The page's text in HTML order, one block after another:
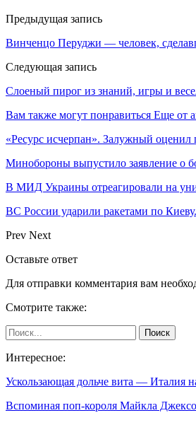
Предыдущая запись
Винченцо Перуджи — человек,
Следующая запись
Слоеный пирог из знаний, игры и
Вам также могут понравиться Еще от
«Ресурс исчерпан». Залужный
Минобороны выпустило заявление о
В МИД Украины отреагировали на
ВС России ударили ракетами по
Prev Next
Оставьте ответ
Для отправки комментария вам
Смотрите также:
Интересное:
Ускользающая дольче вита — Италия
Вспоминая поп-короля Майкла